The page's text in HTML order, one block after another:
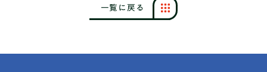
一覧 に 戻 る